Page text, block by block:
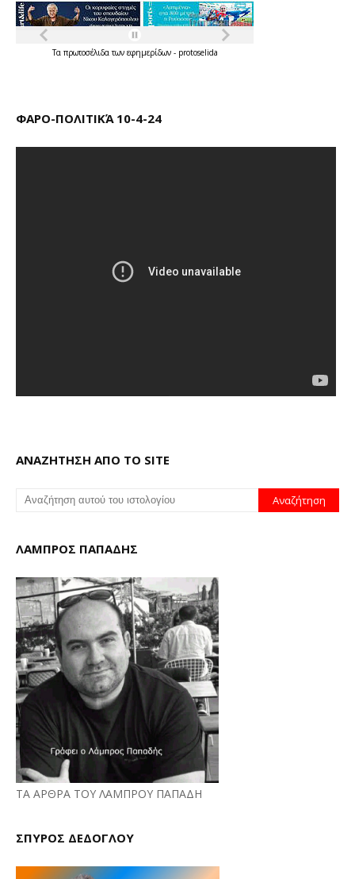
Τα πρωτοσέλιδατων εφημερίδων - protoselida
ΦΑΡΟ-ΠΟΛΙΤΙΚΆ 10-4-24
ΑΝΑΖΗΤΗΣΗ ΑΠΟ ΤΟ SITE
ΛΑΜΠΡΟΣ ΠΑΠΑΔΗΣ
ΤΑ ΑΡΘΡΑ ΤΟΥ ΛΑΜΠΡΟΥ ΠΑΠΑΔΗ
ΣΠΥΡΟΣ ΔΕΔΟΓΛΟΥ